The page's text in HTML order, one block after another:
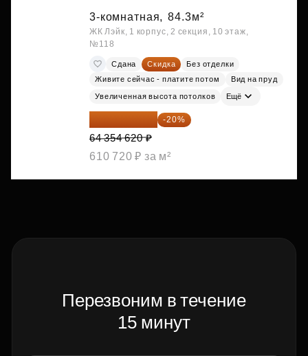
3-комнатная, 84.3м²
ЖК Лэйк, 1 корпус, 2 секция, 10 этаж,
№118
Сдана Скидка
Без отделки
Живите сейчас - платите потом
Вид на пруд
Увеличенная высота потолков Ещё
51 483 696 ₽ -20%
64 354 620 ₽
610 720 ₽ за м²
Перезвоним в течение
15 минут